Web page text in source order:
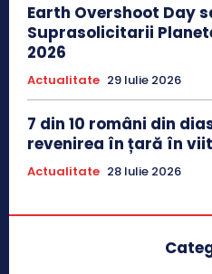
Earth Overshoot Day
Suprasolicitarii
2026
Actualitate 29 Iulie 2026
7 din 10 români din
revenirea în țară în
Actualitate 28 Iulie 2026